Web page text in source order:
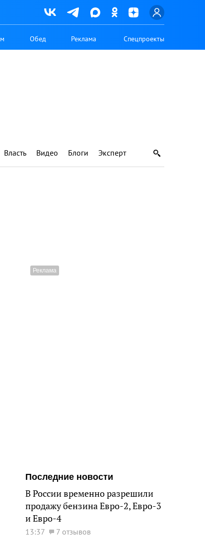
Обед Реклама Спецпроекты
Власть Видео Блоги Эксперт
Последние новости
В России временно разрешили
продажу бензина Евро-2, Евро-3
и Евро-4
13:37 7 отзывов